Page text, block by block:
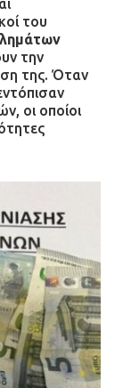
από
της
20χρονου
την
στη
του
την
της. Όταν
οι οποίοι